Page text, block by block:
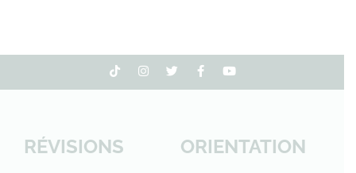
RÉVISIONS ORIENTATION